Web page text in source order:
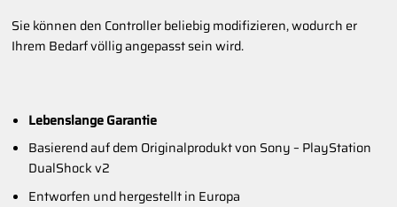
Sie können den Controller beliebig modifizieren, wodurch er
Ihrem Bedarf völlig angepasst sein wird.
Lebenslange Garantie
Basierend auf dem Originalprodukt von Sony – PlayStation
DualShock v2
Entworfen und hergestellt in Europa